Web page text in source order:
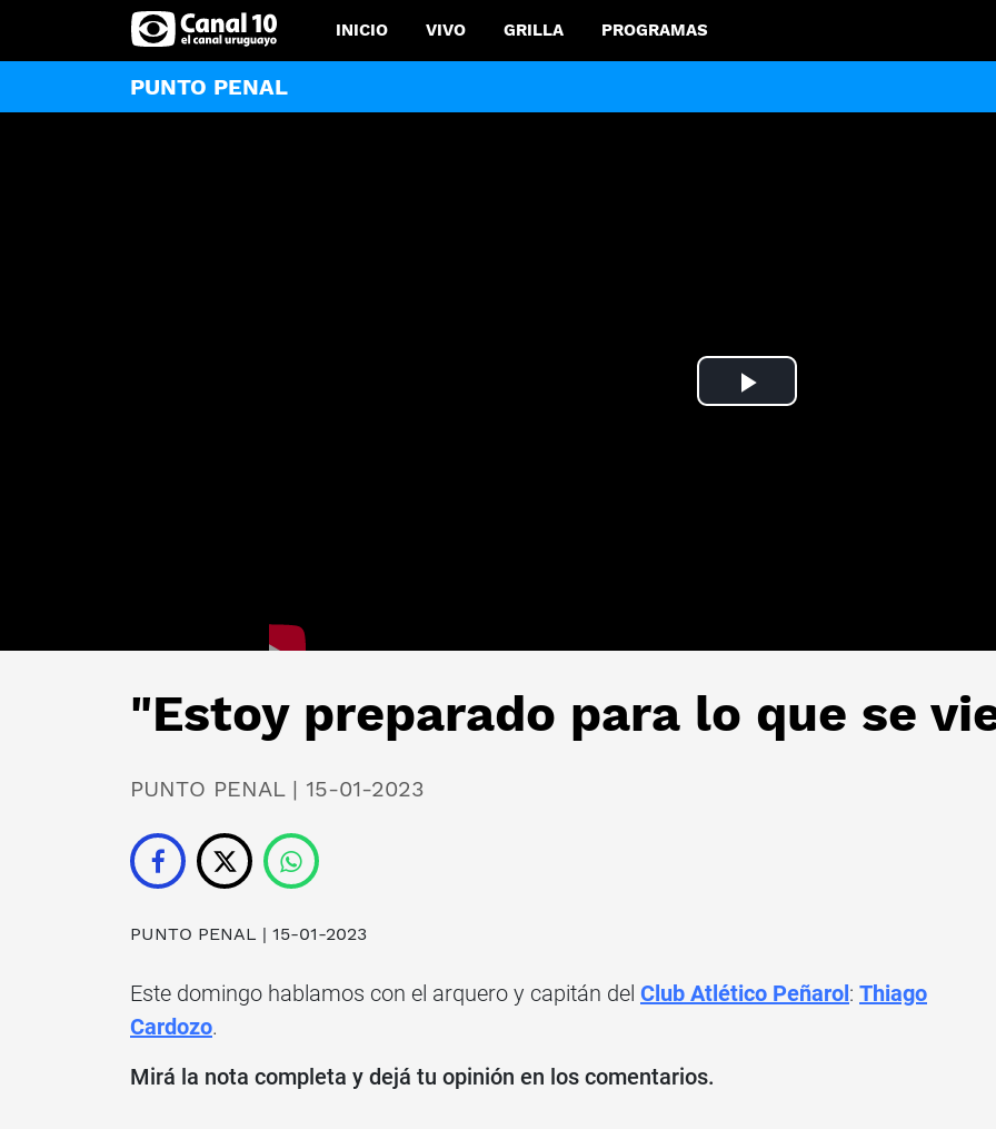
INICIO VIVO GRILLA PROGRAMAS
PUNTO PENAL
Play
"Estoy preparado para lo que se
PUNTO PENAL | 15-01-2023
PUNTO PENAL | 15-01-2023
Este domingo hablamos con el arquero y capitán del Club Atlético Peñarol: Thiago
Cardozo.
Mirá la nota completa y dejá tu opinión en los comentarios.